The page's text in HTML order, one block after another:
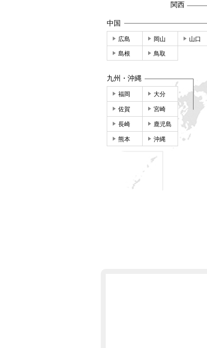
関西
中国
広島 岡山 山口
島根 鳥取
九州・沖縄
福岡 大分
佐賀 宮崎
長崎 鹿児島
熊本 沖縄